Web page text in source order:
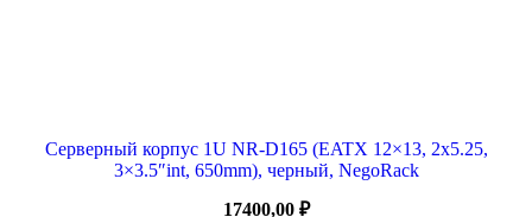
Серверный корпус 1U NR-D165 (EATX 12×13, 2х5.25,
3×3.5″int, 650mm), черный, NegoRack
17400,00 ₽